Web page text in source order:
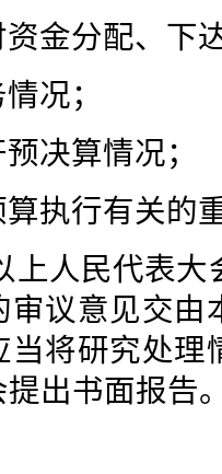
资金分配、下
况；
决算情况；
算执行有关的
上人民代表大
审议意见交由
当将研究处理
出书面报告